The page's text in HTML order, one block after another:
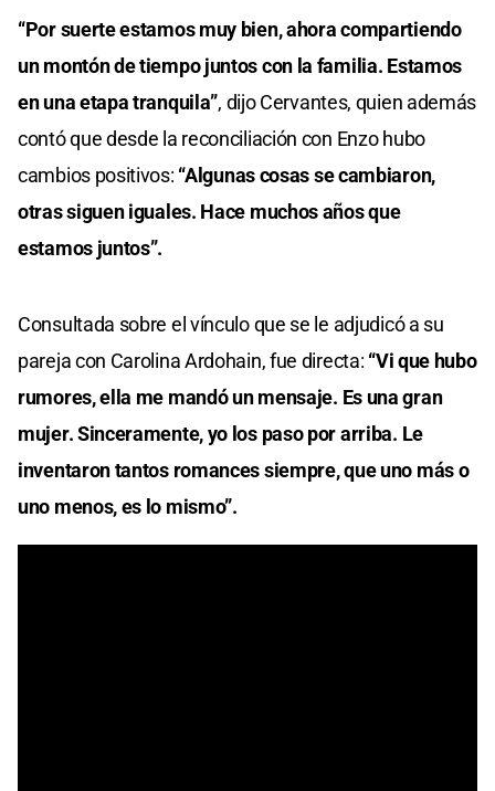
“Por suerte estamos muy bien, ahora compartiendo
un montón de tiempo juntos con la familia. Estamos
en una etapa tranquila”, dijo Cervantes, quien además
contó que desde la reconciliación con Enzo hubo
cambios positivos: “Algunas cosas se cambiaron,
otras siguen iguales. Hace muchos años que
estamos juntos”.
Consultada sobre el vínculo que se le adjudicó a su
pareja con Carolina Ardohain, fue directa: “Vi que hubo
rumores, ella me mandó un mensaje. Es una gran
mujer. Sinceramente, yo los paso por arriba. Le
inventaron tantos romances siempre, que uno más o
uno menos, es lo mismo”.